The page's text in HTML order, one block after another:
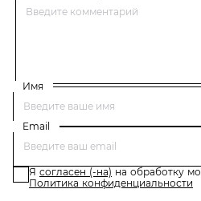
Имя
Email
Я согласен (-на) на обработку
Политика конфиденциальности